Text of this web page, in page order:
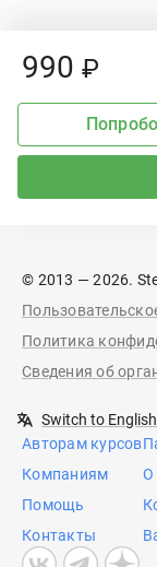
Price:
990 ₽
© 2013 — 2026.
Политика
Сведения об
Switch to English
Авторам курсов
Компаниям
Помощь
Контакты
О